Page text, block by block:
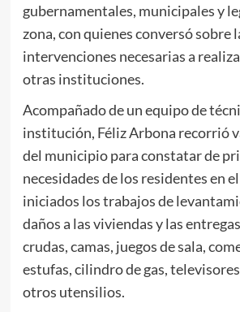
gubernamentales, municipales y
zona, con quienes conversó sobre
intervenciones necesarias a
otras instituciones.
Acompañado de un equipo de
institución, Féliz Arbona recorrió
del municipio para constatar de
necesidades de los residentes en
iniciados los trabajos de
daños a las viviendas y las
crudas, camas, juegos de sala,
estufas, cilindro de gas,
otros utensilios.